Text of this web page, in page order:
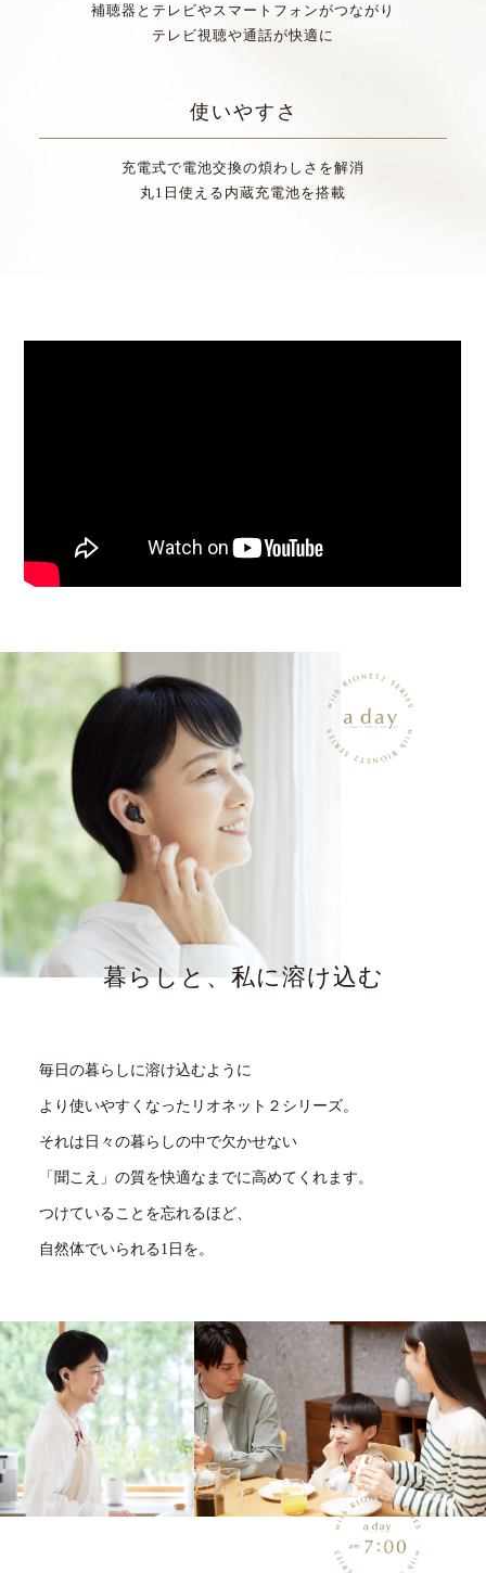
補聴器とテレビやスマートフォンがつながり
テレビ視聴や通話が快適に
使いやすさ
充電式で電池交換の煩わしさを解消
丸1日使える内蔵充電池を搭載
暮らしと、私に溶け込む
毎日の暮らしに溶け込むように
より使いやすくなったリオネット２シリーズ。
それは日々の暮らしの中で欠かせない
「聞こえ」の質を快適なまでに高めてくれます。
つけていることを忘れるほど、
自然体でいられる1日を。